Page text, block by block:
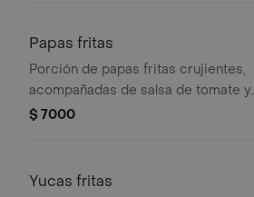
Papas fritas
Porción de papas fritas crujientes,
acompañadas de salsa de tomate y
mayonesa.
$ 7000
Yucas fritas